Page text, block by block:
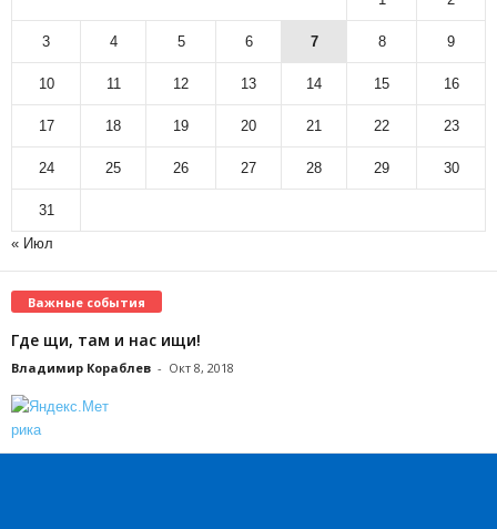
3 4 5 6 7 8 9
10 11 12 13 14 15 16
17 18 19 20 21 22 23
24 25 26 27 28 29 30
31
« Июл
Важные события
Где щи, там и нас ищи!
Владимир Кораблев - Окт 8, 2018